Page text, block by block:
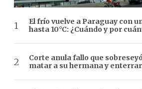
El frío vuelve a Paraguay con
hasta 10°C: ¿Cuándo y por
Corte anula fallo que
matar a su hermana y